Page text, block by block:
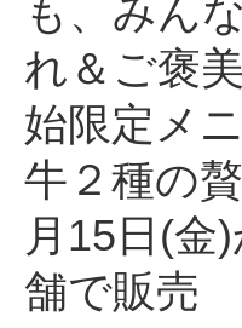
も、みん
れ＆ご褒
始限定メ
牛２種の
月15日(金
舗で販売